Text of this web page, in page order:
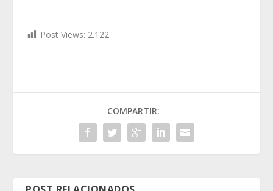
Post Views: 2.122
COMPARTIR: